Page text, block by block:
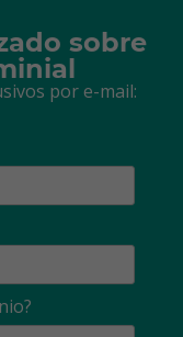
sobre
por e-mail: